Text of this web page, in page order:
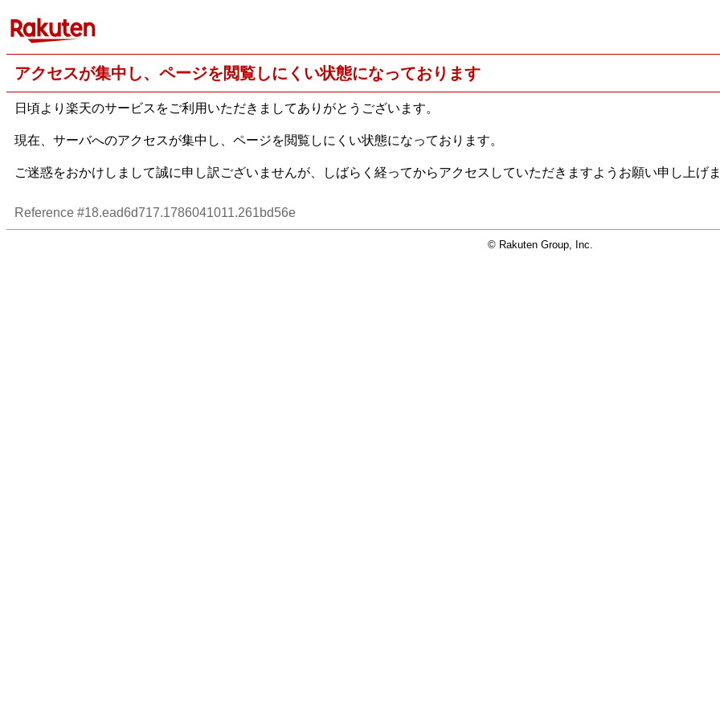
アクセスが集中し、ページを閲覧しにくい状態になっております
日頃より楽天のサービスをご利用いただきましてありがとうございます。
現在、サーバへのアクセスが集中し、ページを閲覧しにくい状態になっております。
ご迷惑をおかけしまして誠に申し訳ございませんが、しばらく経ってからアクセスしていただきますようお願い申し上げ
Reference #18.ead6d717.1786041011.261bd56e
© Rakuten Group, Inc.